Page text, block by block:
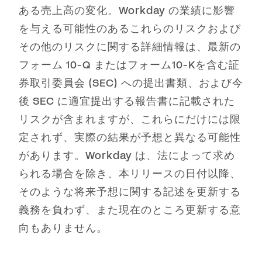
ある売上高の変化。Workday の業績に影響
を与える可能性のあるこれらのリスクおよび
その他のリスクに関する詳細情報は、最新の
フォーム 10-Q またはフォーム10-Kを含む証
券取引委員会 (SEC) への提出書類、および今
後 SEC に適宜提出する報告書に記載された
リスクが含まれますが、これらにだけには限
定されず、実際の結果が予想と異なる可能性
があります。Workday は、法によって求め
られる場合を除き、本リリースの日付以降、
そのような将来予想に関する記述を更新する
義務を負わず、また現在のところ更新する意
向もありません。